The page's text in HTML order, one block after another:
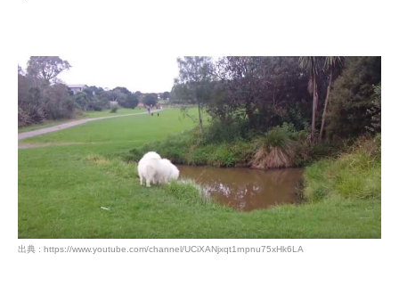
出典 : https://www.youtube.com/channel/UCiXANjxqt1rnpnu75xHk6LA